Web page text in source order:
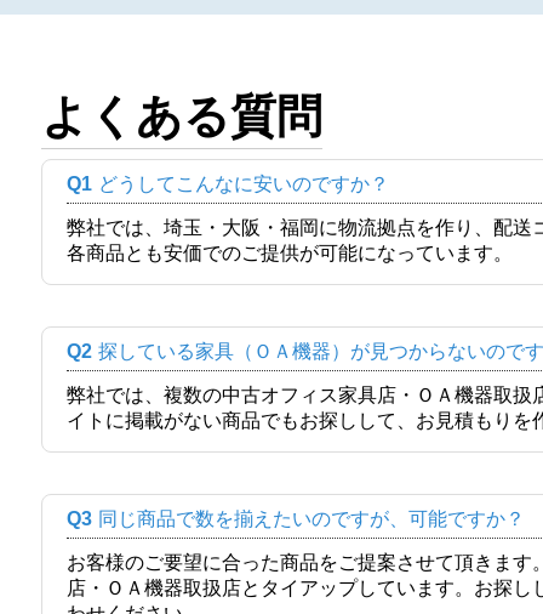
よくある質問
Q1 どうしてこんなに安いのですか？
弊社では、埼玉・大阪・福岡に物流拠点を作り、配
各商品とも安価でのご提供が可能になっています。
Q2 探している家具（ＯＡ機器）が見つからないので
弊社では、複数の中古オフィス家具店・ＯＡ機器取
イトに掲載がない商品でもお探しして、お見積もりを
Q3 同じ商品で数を揃えたいのですが、可能ですか？
お客様のご要望に合った商品をご提案させて頂きま
店・ＯＡ機器取扱店とタイアップしています。お探